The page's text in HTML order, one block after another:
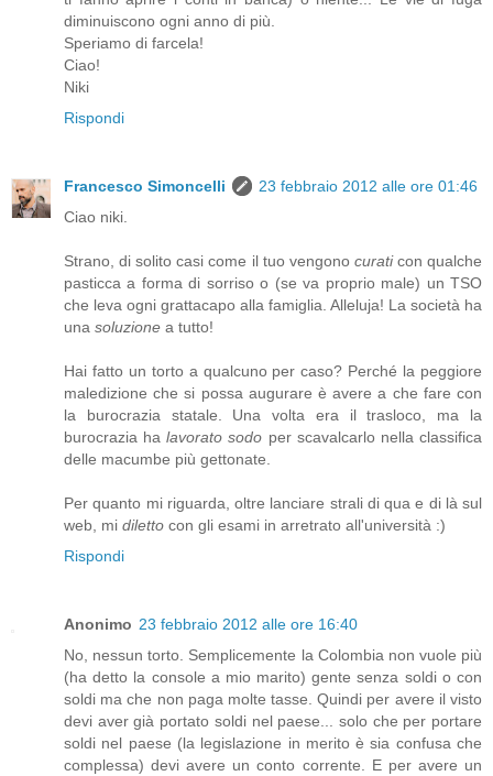
diminuiscono ogni anno di più.
Speriamo di farcela!
Ciao!
Niki
Rispondi
Francesco Simoncelli
23 febbraio 2012 alle ore 01:46
Ciao niki.
Strano, di solito casi come il tuo vengono curaticon qualche
pasticca a forma di sorriso o (se va proprio male) un TSO
che leva ogni grattacapo alla famiglia. Alleluja! La società ha
una soluzione a tutto!
Hai fatto un torto a qualcuno per caso? Perché la peggiore
maledizione che si possa augurare è avere a che fare con
la burocrazia statale. Una volta era il trasloco, ma la
burocrazia halavorato sodo per scavalcarlo nella classifica
delle macumbe più gettonate.
Per quanto mi riguarda, oltre lanciare strali di qua e di là sul
web, mi diletto con gli esami in arretrato all'università :)
Rispondi
Anonimo 23 febbraio 2012 alle ore 16:40
No, nessun torto. Semplicemente la Colombia non vuole più
(ha detto la console a mio marito) gente senza soldi o con
soldi ma che non paga molte tasse. Quindi per avere il visto
devi aver già portato soldi nel paese... solo che per portare
soldi nel paese (la legislazione in merito è sia confusa che
complessa) devi avere un conto corrente. E per avere un